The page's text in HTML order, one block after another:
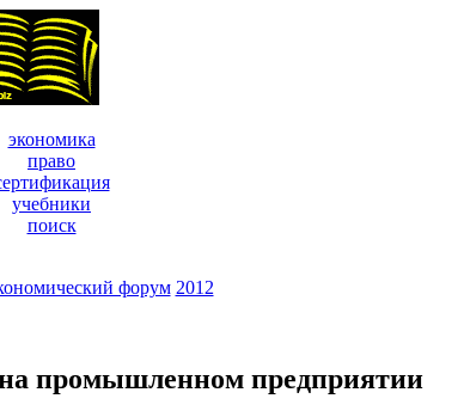
экономика
право
учебники
поиск
форум 2012
на промышленном предприятии